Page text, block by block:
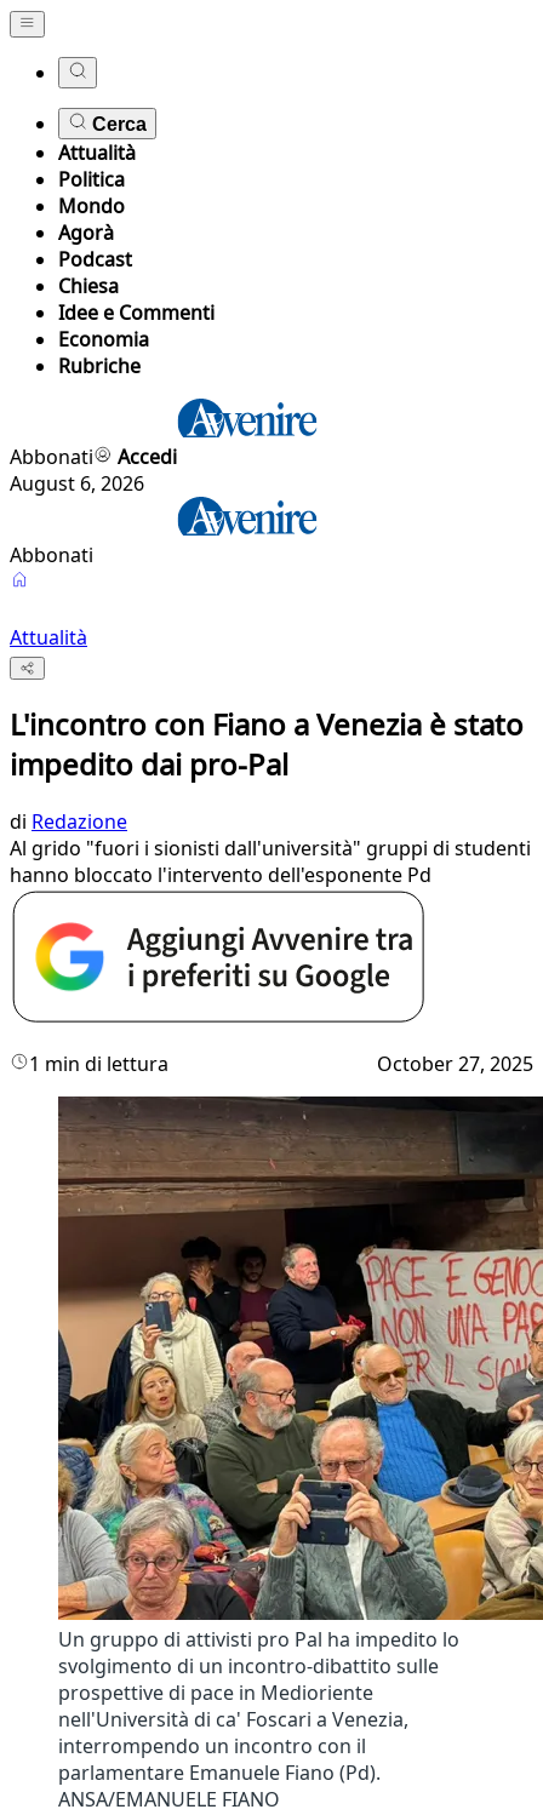
Cerca
Attualità
Politica
Mondo
Agorà
Podcast
Chiesa
Idee e Commenti
Economia
Rubriche
Abbonati
Accedi
August 6, 2026
Abbonati
Attualità
L'incontro con Fiano a Venezia è stato
impedito dai pro-Pal
di Redazione
Al grido "fuori i sionisti dall'università" gruppi di studenti
hanno bloccato l'intervento dell'esponente Pd
1 min di lettura October 27, 2025
Un gruppo di attivisti pro Pal ha impedito lo
svolgimento di un incontro-dibattito sulle
prospettive di pace in Medioriente
nell'Università di ca' Foscari a Venezia,
interrompendo un incontro con il
parlamentare Emanuele Fiano (Pd).
ANSA/EMANUELE FIANO